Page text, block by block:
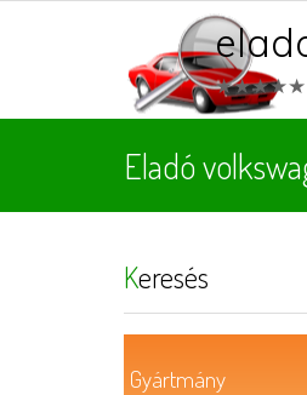
★★★★★
Eladó
Keresés
Gyártmány